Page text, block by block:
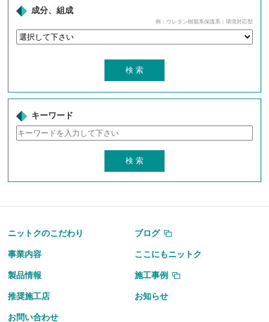
成分、組成
例：ウレタン樹脂系保護系：環境対応型
キーワード
ニットクのこだわり ブログ
事業内容 ここにもニットク
製品情報 施工事例
推奨施工店 お知らせ
お問い合わせ